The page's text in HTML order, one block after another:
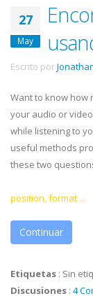
27
May
Escrito por
Want to know how
your audio or
while listening to
useful methods
these two
position, format ...
Continuar
Etiquetas : Sin
Discusiones : 4